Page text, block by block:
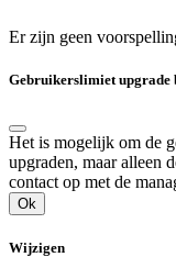
Er zijn geen
Gebruikerslimiet upgrade
Het is mogelijk om de
upgraden, maar alleen
contact op met de
Ok
Wijzigen